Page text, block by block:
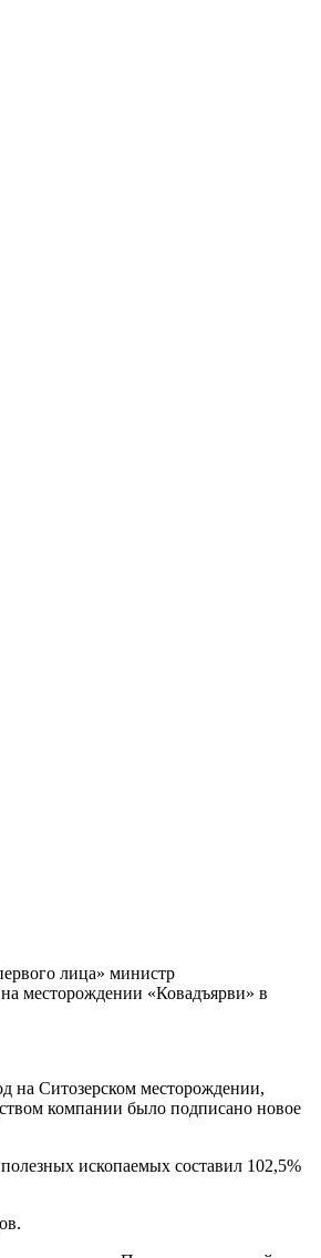
лица» министр
месторождении «Ковадъярви» в
на Ситозерском месторождении,
компании было подписано новое
ископаемых составил 102,5%